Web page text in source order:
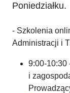
Poniedziałku.
- Szkolenia
Administracji i
9:00-10:30
i